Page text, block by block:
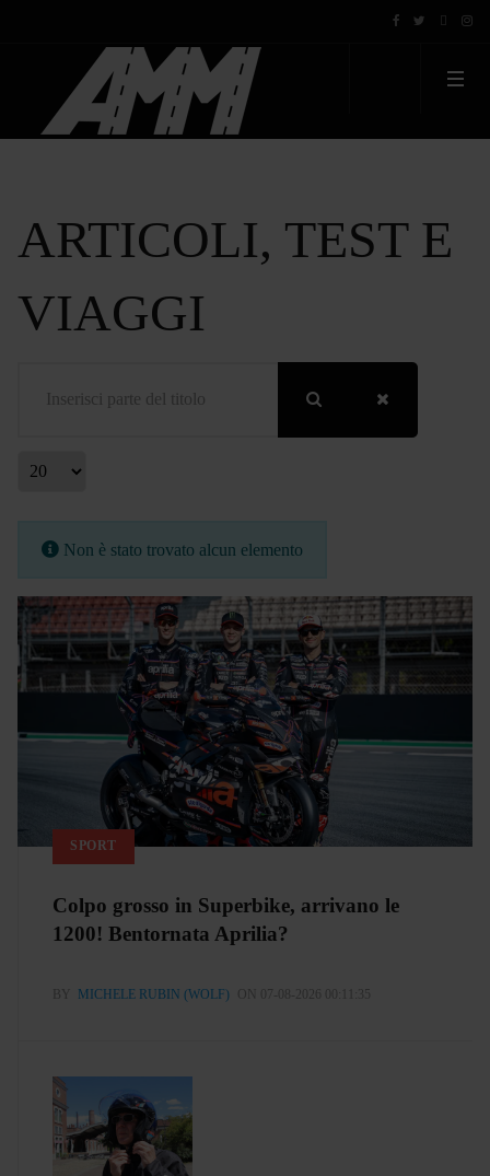
ARTICOLI, TEST E
VIAGGI
Visualizza #
Info
Non è stato trovato alcun elemento
SPORT
Colpo grosso in Superbike, arrivano le
1200! Bentornata Aprilia?
BY MICHELE RUBIN (WOLF) ON 07-08-2026 00:11:35